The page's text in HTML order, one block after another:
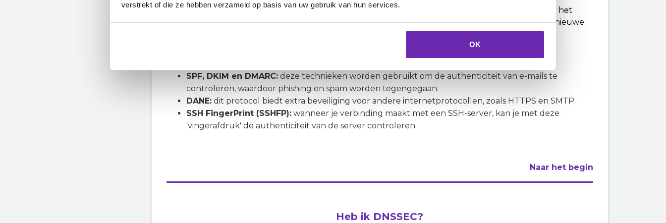
verstrekt of die ze hebben verzameld op basis van uw gebruik van hun services.
OK
Dankzij de cryptografische beveiliging van DNS-informatie, biedt DNSSEC ook mogelijkheden voor het
delen van andere soorten informatie waarvan de authenticiteit gewaarborgd moet zijn. Dit opent nieuwe
SPF, DKIM en DMARC:deze technieken worden gebruikt om de authenticiteit van e-mails te
controleren, waardoor phishing en spam worden tegengegaan.
DANE:dit protocol biedt extra beveiliging voor andere internetprotocollen, zoals HTTPS en SMTP.
SSH FingerPrint (SSHFP):wanneer je verbinding maakt met een SSH-server, kan je met deze
'vingerafdruk' de authenticiteit van de server controleren.
Naar het begin
Heb ik DNSSEC?